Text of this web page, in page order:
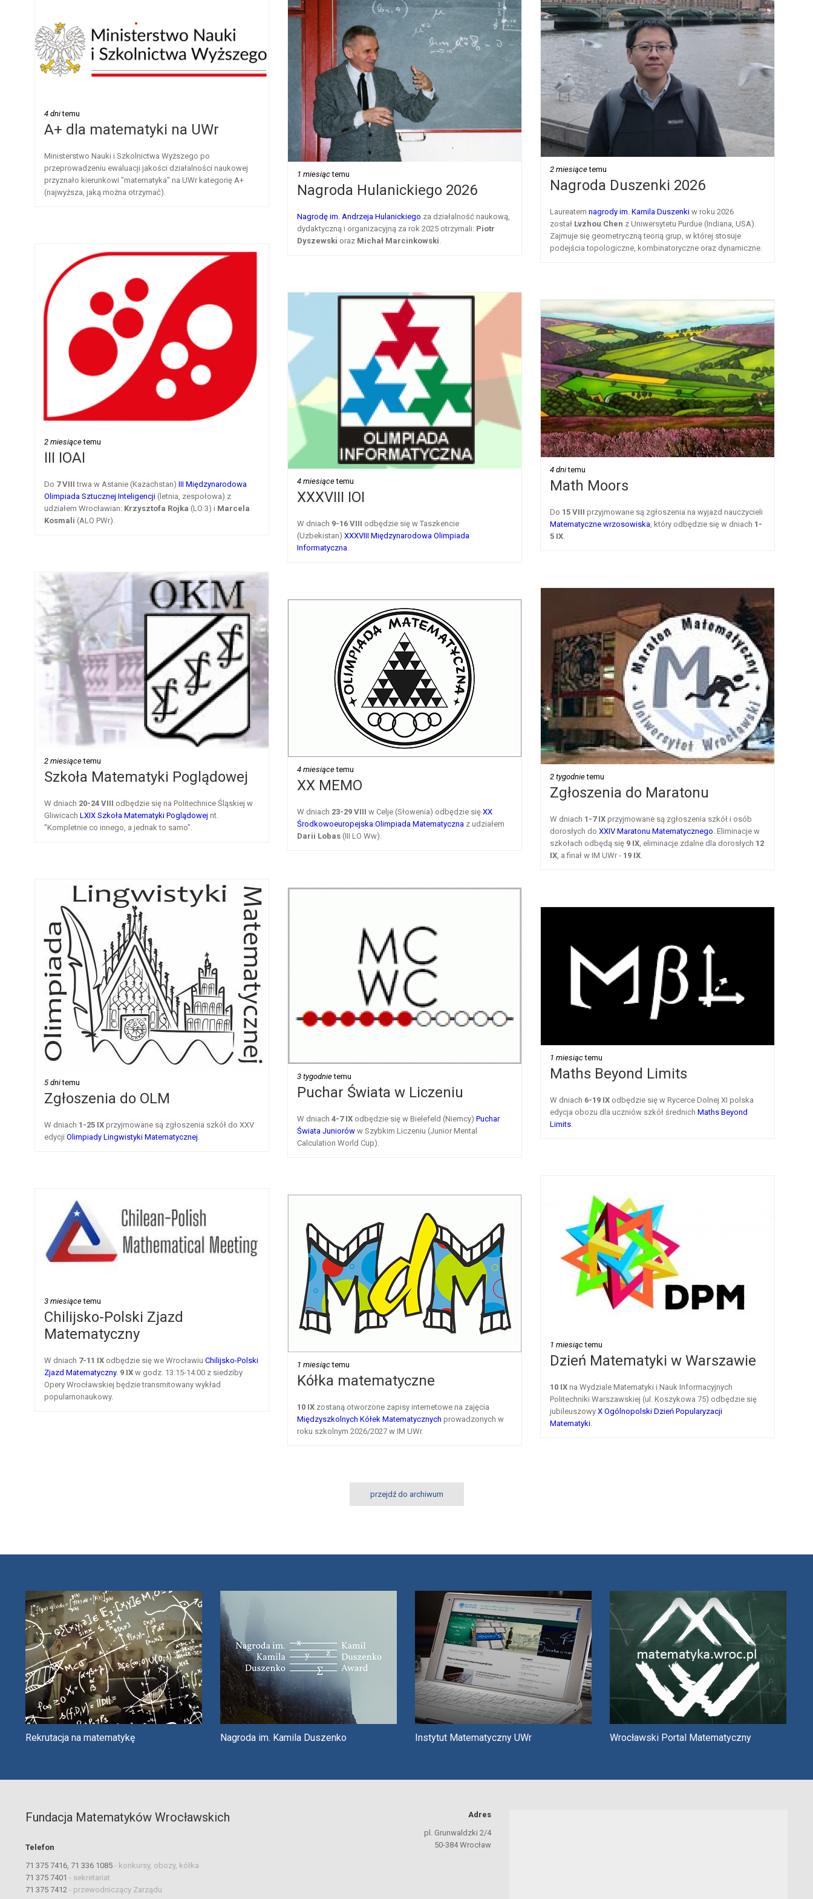
4 dnitemu
A+ dla matematyki na UWr
Ministerstwo Nauki i Szkolnictwa Wyższego po
przeprowadzeniu ewaluacji jakości działalności naukowej
przyznało kierunkowi "matematyka" na UWr kategorię A+
(najwyższa, jaką można otrzymać).
2 miesiącetemu
III IOAI
Do 7 VIII trwa w Astanie (Kazachstan) III Międzynarodowa
Olimpiada Sztucznej Inteligencji (letnia, zespołowa) z
udziałem Wrocławian: Krzysztofa Rojka (LO 3) i Marcela
Kosmali (ALO PWr).
2 miesiącetemu
Szkoła Matematyki Poglądowej
W dniach 20-24 VIII odbędzie się na Politechnice Śląskiej w
Gliwicach LXIX Szkoła Matematyki Poglądowej nt.
"Kompletnie co innego, a jednak to samo".
5 dnitemu
Zgłoszenia do OLM
W dniach 1-25 IX przyjmowane są zgłoszenia szkół do XXV
edycji Olimpiady Lingwistyki Matematycznej.
3 miesiącetemu
Chilijsko-Polski Zjazd
Matematyczny
W dniach 7-11 IX odbędzie się we Wrocławiu Chilijsko-Polski
Zjazd Matematyczny. 9 IX w godz. 13:15-14:00 z siedziby
Opery Wrocławskiej będzie transmitowany wykład
popularnonaukowy.
1 miesiąctemu
Nagroda Hulanickiego 2026
Nagrodę im. Andrzeja Hulanickiego za działalność naukową,
dydaktyczną i organizacyjną za rok 2025 otrzymali: Piotr
Dyszewski oraz Michał Marcinkowski.
4 miesiącetemu
XXXVIII IOI
W dniach 9-16 VIII odbędzie się w Taszkencie
(Uzbekistan) XXXVIII Międzynarodowa Olimpiada
Informatyczna.
4 miesiącetemu
XX MEMO
W dniach 23-29 VIII w Celje (Słowenia) odbędzie się XX
Środkowoeuropejska Olimpiada Matematyczna z udziałem
Darii Lobas (III LO Ww).
3 tygodnietemu
Puchar Świata w Liczeniu
W dniach 4-7 IX odbędzie się w Bielefeld (Niemcy) Puchar
Świata Juniorów w Szybkim Liczeniu (Junior Mental
Calculation World Cup).
1 miesiąctemu
Kółka matematyczne
10 IX zostaną otworzone zapisy internetowe na zajęcia
Międzyszkolnych Kółek Matematycznych prowadzonych w
roku szkolnym 2026/2027 w IM UWr.
2 miesiącetemu
Nagroda Duszenki 2026
Laureatem nagrody im. Kamila Duszenki w roku 2026
został Lvzhou Chen z Uniwersytetu Purdue (Indiana, USA).
Zajmuje się geometryczną teorią grup, w której stosuje
podejścia topologiczne, kombinatoryczne oraz dynamiczne.
4 dnitemu
Math Moors
Do 15 VIII przyjmowane są zgłoszenia na wyjazd nauczycieli
Matematyczne wrzosowiska, który odbędzie się w dniach 1-
5 IX.
2 tygodnietemu
Zgłoszenia do Maratonu
W dniach 1-7 IX przyjmowane są zgłoszenia szkół i osób
dorosłych do XXIV Maratonu Matematycznego. Eliminacje w
szkołach odbędą się 9 IX, eliminacje zdalne dla dorosłych 12
IX, a finał w IM UWr - 19 IX.
1 miesiąctemu
Maths Beyond Limits
W dniach 6-19 IX odbędzie się w Rycerce Dolnej XI polska
edycja obozu dla uczniów szkół średnich Maths Beyond
Limits.
1 miesiąctemu
Dzień Matematyki w Warszawie
10 IX na Wydziale Matematyki i Nauk Informacyjnych
Politechniki Warszawskiej (ul. Koszykowa 75) odbędzie się
jubileuszowy X Ogólnopolski Dzień Popularyzacji
Matematyki.
przejdź do archiwum
Rekrutacja na matematykę Nagroda im. Kamila Duszenko Instytut Matematyczny UWr Wrocławski Portal Matematyczny
Fundacja Matematyków Wrocławskich
Telefon
71 375 7416, 71 336 1085 - konkursy, obozy, kółka
71 375 7401 - sekretariat
71 375 7412 - przewodniczący Zarządu
Adres
pl. Grunwaldzki 2/4
50-384 Wrocław